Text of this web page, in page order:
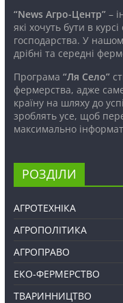
“News Агро-Центр”–
які хочуть бути в
господарства. У
дрібні та середні
Програма “Ля Село”
фермерства, адже
країну на шляху до
зроблять усе, щоб
максимально
РОЗДІЛИ
АГРОТЕХНІКА
АГРОПОЛІТИКА
АГРОПРАВО
ЕКО-ФЕРМЕРСТВО
ТВАРИННИЦТВО